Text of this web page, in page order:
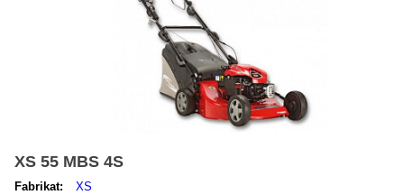
XS 55 MBS 4S
Fabrikat:
XS